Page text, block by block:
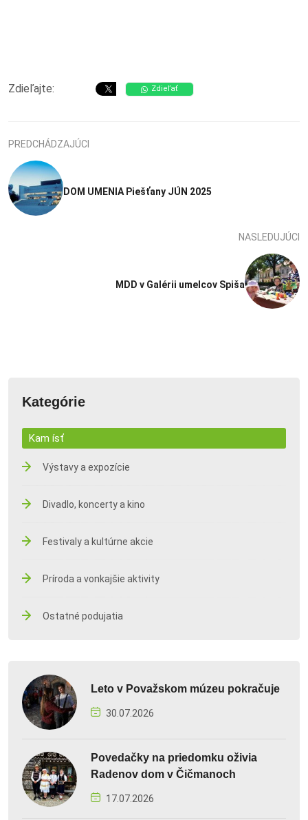
Zdieľajte: Zdieľať
PREDCHÁDZAJÚCI
DOM UMENIA Piešťany JÚN 2025
NASLEDUJÚCI
MDD v Galérii umelcov Spiša
Kategórie
Kam ísť
Výstavy a expozície
Divadlo, koncerty a kino
Festivaly a kultúrne akcie
Príroda a vonkajšie aktivity
Ostatné podujatia
Leto v Považskom múzeu pokračuje
30.07.2026
Povedačky na priedomku oživia
Radenov dom v Čičmanoch
17.07.2026